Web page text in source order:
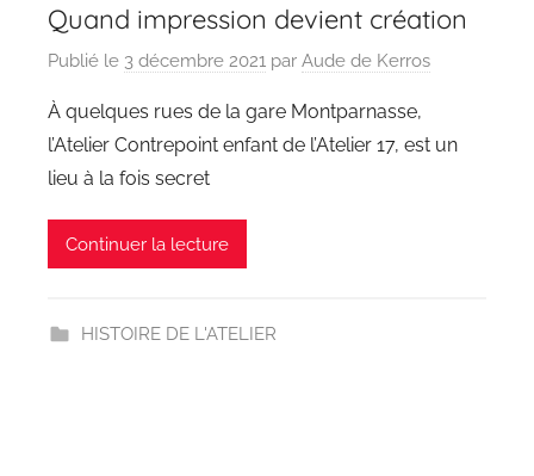
Quand impression devient création
Publié le 3 décembre 2021 par Aude de Kerros
À quelques rues de la gare Montparnasse,
l’Atelier Contrepoint enfant de l’Atelier 17, est un
lieu à la fois secret
Continuer la lecture
HISTOIRE DE L'ATELIER